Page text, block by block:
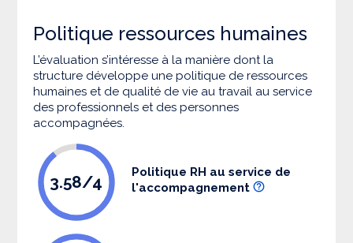
Politique ressources humaines
L’évaluation s’intéresse à la manière dont la
structure développe une politique de ressources
humaines et de qualité de vie au travail au service
des professionnels et des personnes
accompagnées.
3.58/4
Politique RH au service de
l'accompagnement